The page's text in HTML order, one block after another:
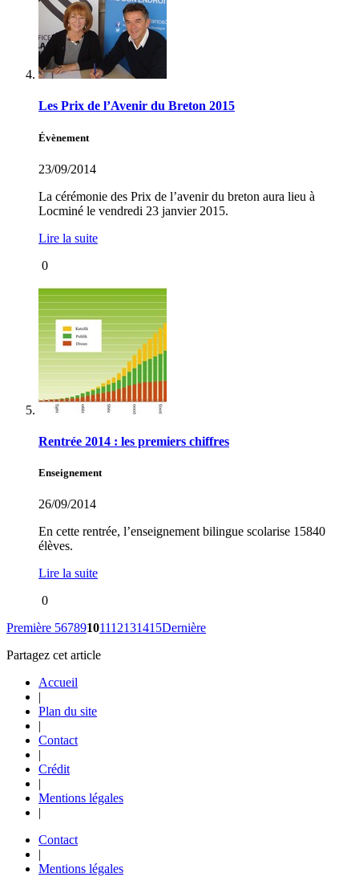
Les Prix de l’Avenir du Breton 2015
Évènement
23/09/2014
La cérémonie des Prix de l’avenir du breton aura lieu à
Locminé le vendredi 23 janvier 2015.
Lire la suite
0
Rentrée 2014 : les premiers chiffres
Enseignement
26/09/2014
En cette rentrée, l’enseignement bilingue scolarise 15840
élèves.
Lire la suite
0
Première 56789101112131415Dernière
Partagez cet article
Accueil
|
Plan du site
|
Contact
|
Crédit
|
Mentions légales
|
Contact
|
Mentions légales